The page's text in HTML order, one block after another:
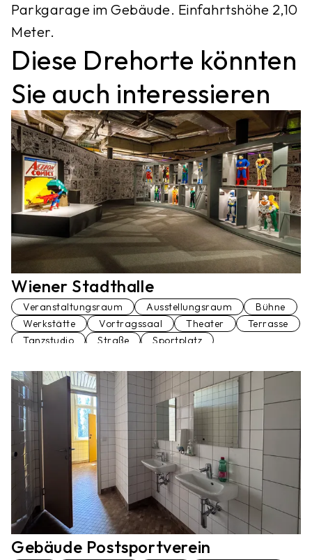
Parkgarage im Gebäude. Einfahrtshöhe 2,10
Meter.
Diese Drehorte könnten
Sie auch interessieren
Wiener Stadthalle
Veranstaltungsraum Ausstellungsraum
Bühne
Werkstätte
Vortragssaal Theater
Terrasse
Tanzstudio
Straße
Sportplatz
Lift
Konferenzraum Kleinkunstbühne
Kino
Keller
Kaffeehaus Gasthaus
Garage
Gang
Club Blick über Wien Denkmal
Gebäude Postsportverein